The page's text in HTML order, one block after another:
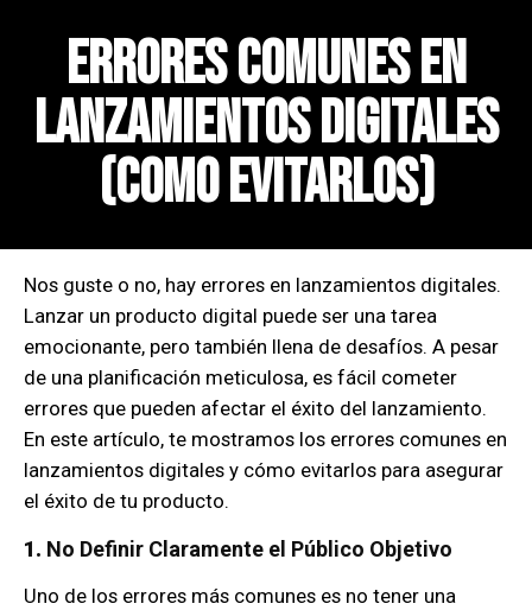
Errores Comunes en
Lanzamientos Digitales
(COMO EVITARLOS)
Nos guste o no, hay errores en lanzamientos digitales.
Lanzar un producto digital puede ser una tarea
emocionante, pero también llena de desafíos. A pesar
de una planificación meticulosa, es fácil cometer
errores que pueden afectar el éxito del lanzamiento.
En este artículo, te mostramos los errores comunes en
lanzamientos digitales y cómo evitarlos para asegurar
el éxito de tu producto.
1. No Definir Claramente el Público Objetivo
Uno de los errores más comunes es no tener una